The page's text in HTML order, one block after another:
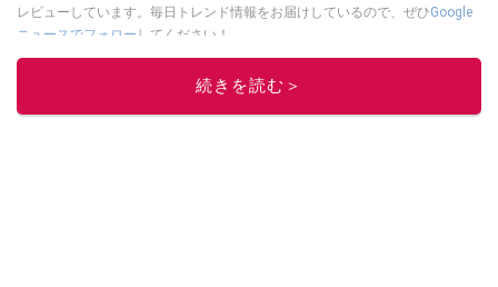
レビューしています。毎日トレンド情報をお届けしているので、ぜひGoogle
ニュースでフォロー してください！
続きを読む＞